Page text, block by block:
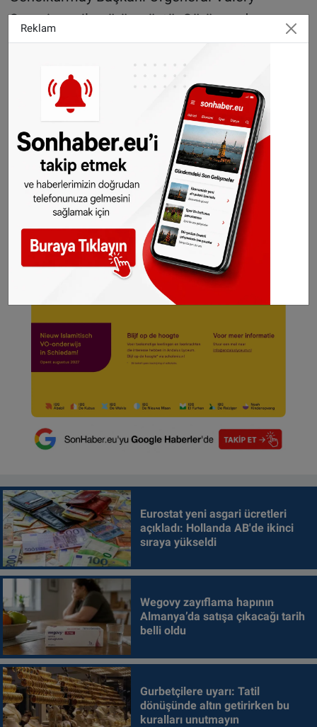
Gerasimov ile görüşmüştü. Görüşmede,
bölgesel güvenlik konuları, Suriye’deki son
gelişmeler ve Astana/Cenevre süreci ele
alınmıştı. ​
AA
Eurostat yeni asgari ücretleri
açıkladı: Hollanda AB'de ikinci
sıraya yükseldi
Wegovy zayıflama hapının
Almanya’da satışa çıkacağı tarih
belli oldu
Gurbetçilere uyarı: Tatil
dönüşünde altın getirirken bu
kuralları unutmayın
Reklam